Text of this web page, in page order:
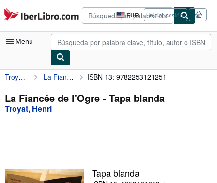
Pasar al contenido principal
IberLibro.com EUR
Preferencias
de
compra
del
Iniciar sesión
Menú
Mi cuenta
Consultar mis pedidos
Búsqueda avanzada
Vendedores
Troyat, Henri La Fiancée de l'Ogre ISBN 13: 9782253121251
La Fiancée de l'Ogre - Tapa blanda
Troyat, Henri
Tapa blanda